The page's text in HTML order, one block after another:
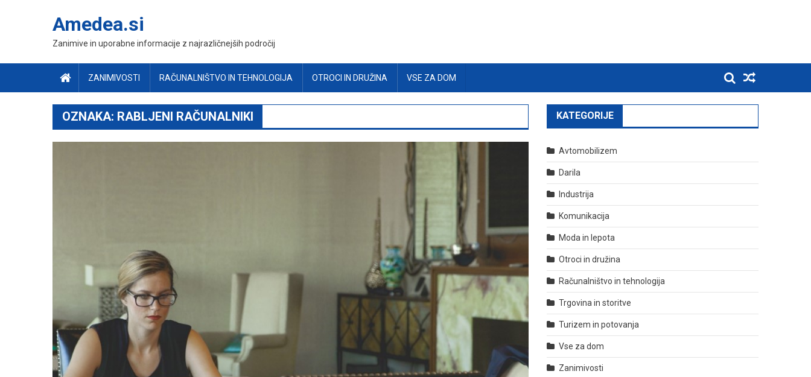
Amedea.si
Zanimive in uporabne informacije z najrazličnejših področij
ZANIMIVOSTI RAČUNALNIŠTVO IN TEHNOLOGIJA OTROCI IN DRUŽINA VSE ZA DOM
OZNAKA: RABLJENI RAČUNALNIKI KATEGORIJE
Avtomobilizem
Darila
Industrija
Komunikacija
Moda in lepota
Otroci in družina
Računalništvo in tehnologija
Trgovina in storitve
Turizem in potovanja
Vse za dom
Zanimivosti